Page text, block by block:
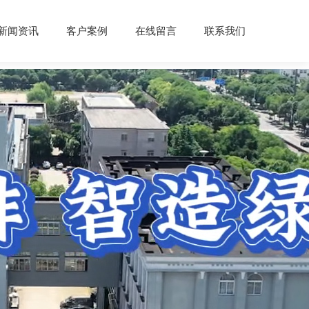
闻资讯 客户案例 在线留言 联系我们